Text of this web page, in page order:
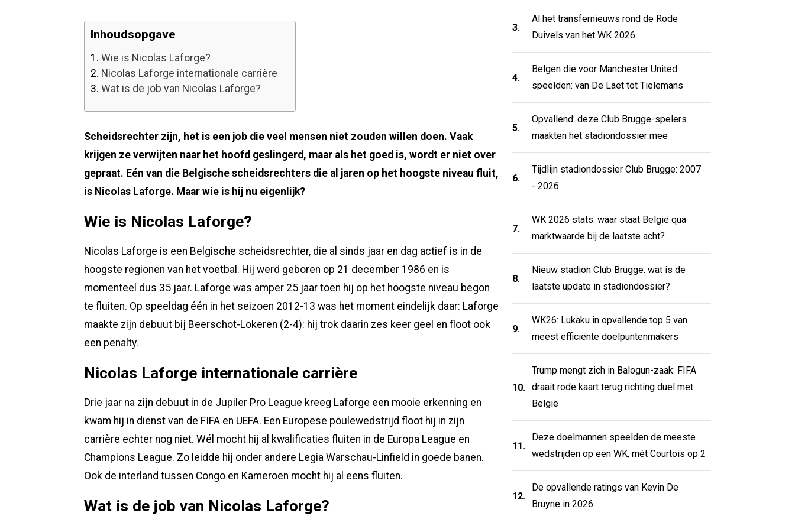
Inhoudsopgave
1. Wie is Nicolas Laforge?
2. Nicolas Laforge internationale carrière
3. Wat is de job van Nicolas Laforge?
Scheidsrechter zijn, het is een job die veel mensen niet zouden willen doen. Vaak
krijgen ze verwijten naar het hoofd geslingerd, maar als het goed is, wordt er niet over
gepraat. Eén van die Belgische scheidsrechters die al jaren op het hoogste niveau fluit,
is Nicolas Laforge. Maar wie is hij nu eigenlijk?
Wie is Nicolas Laforge?
Nicolas Laforge is een Belgische scheidsrechter, die al sinds jaar en dag actief is in de
hoogste regionen van het voetbal. Hij werd geboren op 21 december 1986 en is
momenteel dus 35 jaar. Laforge was amper 25 jaar toen hij op het hoogste niveau begon
te fluiten. Op speeldag één in het seizoen 2012-13 was het moment eindelijk daar: Laforge
maakte zijn debuut bij Beerschot-Lokeren (2-4): hij trok daarin zes keer geel en floot ook
een penalty.
Nicolas Laforge internationale carrière
Drie jaar na zijn debuut in de Jupiler Pro League kreeg Laforge een mooie erkenning en
kwam hij in dienst van de FIFA en UEFA. Een Europese poulewedstrijd floot hij in zijn
carrière echter nog niet. Wél mocht hij al kwalificaties fluiten in de Europa League en
Champions League. Zo leidde hij onder andere Legia Warschau-Linfield in goede banen.
Ook de interland tussen Congo en Kameroen mocht hij al eens fluiten.
Wat is de job van Nicolas Laforge?
3.
Al het transfernieuws rond de Rode
Duivels van het WK 2026
4.
Belgen die voor Manchester United
speelden: van De Laet tot Tielemans
5.
Opvallend: deze Club Brugge-spelers
maakten het stadiondossier mee
6.
Tijdlijn stadiondossier Club Brugge: 2007
- 2026
7.
WK 2026 stats: waar staat België qua
marktwaarde bij de laatste acht?
8.
Nieuw stadion Club Brugge: wat is de
laatste update in stadiondossier?
9.
WK26: Lukaku in opvallende top 5 van
meest efficiënte doelpuntenmakers
10.
Trump mengt zich in Balogun-zaak: FIFA
draait rode kaart terug richting duel met
België
11.
Deze doelmannen speelden de meeste
wedstrijden op een WK, mét Courtois op 2
12.
De opvallende ratings van Kevin De
Bruyne in 2026